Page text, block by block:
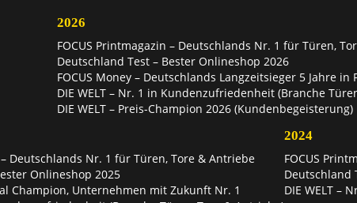
2026
FOCUS Printmagazin – Deutschlands Nr. 1 für Türen,
Deutschland Test – Bester Onlineshop 2026
FOCUS Money – Deutschlands Langzeitsieger 5 Jahre
DIE WELT – Nr. 1 in Kundenzufriedenheit (Branche
DIE WELT – Preis-Champion 2026 (Kundenbegeisterung)
– Deutschlands Nr. 1 für Türen, Tore & Antriebe
Onlineshop 2025
Champion, Unternehmen mit Zukunft Nr. 1
2024
FOCUS
Deutschland
DIE WELT –